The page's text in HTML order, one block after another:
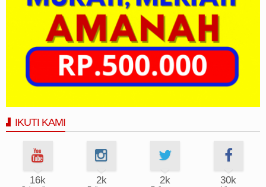
IKUTI KAMI
16k 2k 2k 30k